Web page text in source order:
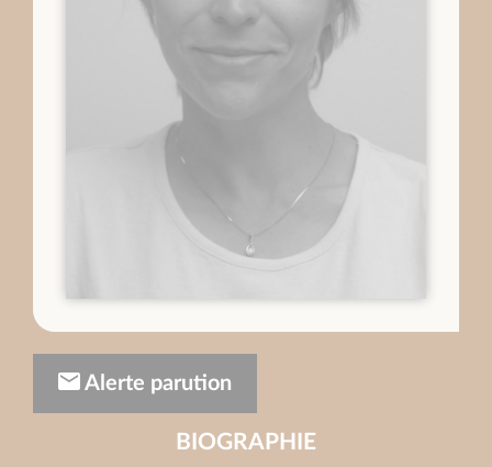
Alerte parution
BIOGRAPHIE